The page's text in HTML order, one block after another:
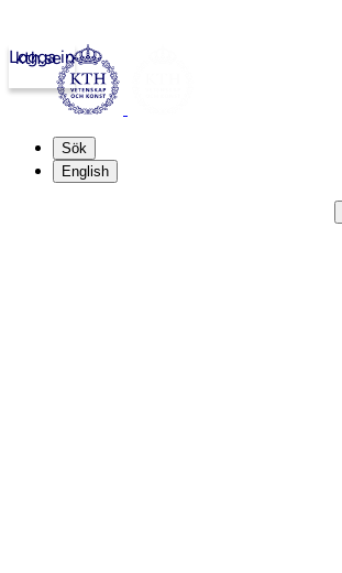
kth.se
Logga in
Sök
English